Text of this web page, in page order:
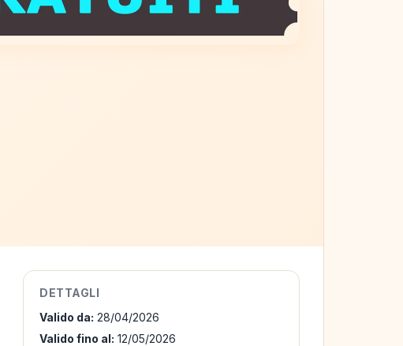
DETTAGLI
Valido da: 28/04/2026
Valido fino al: 12/05/2026